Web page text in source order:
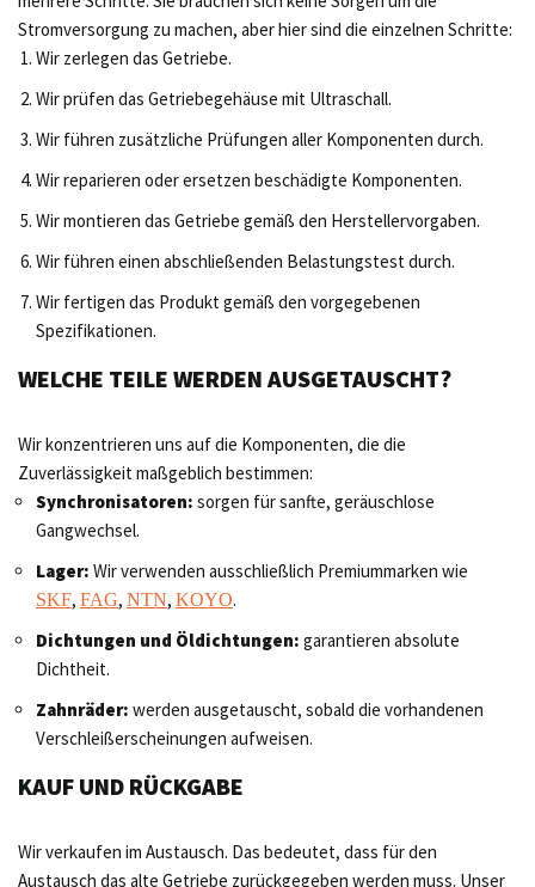
Stromversorgung zu machen, aber hier sind die einzelnen Schritte:
Wir zerlegen das Getriebe.
Wir prüfen das Getriebegehäuse mit Ultraschall.
Wir führen zusätzliche Prüfungen aller Komponenten durch.
Wir reparieren oder ersetzen beschädigte Komponenten.
Wir montieren das Getriebe gemäß den Herstellervorgaben.
Wir führen einen abschließenden Belastungstest durch.
Wir fertigen das Produkt gemäß den vorgegebenen
Spezifikationen.
WELCHE TEILE WERDEN AUSGETAUSCHT?
Wir konzentrieren uns auf die Komponenten, die die
Zuverlässigkeit maßgeblich bestimmen:
Synchronisatoren: sorgen für sanfte, geräuschlose
Gangwechsel.
Lager: Wir verwenden ausschließlich Premiummarken wie
SKF, FAG, NTN, KOYO.
Dichtungen und Öldichtungen: garantieren absolute
Dichtheit.
Zahnräder: werden ausgetauscht, sobald die vorhandenen
Verschleißerscheinungen aufweisen.
KAUF UND RÜCKGABE
Wir verkaufen im Austausch. Das bedeutet, dass für den
Austausch das alte Getriebe zurückgegeben werden muss. Unser